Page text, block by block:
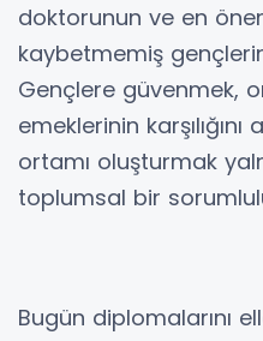
doktorunun ve en
kaybetmemiş
Gençlere güvenmek,
emeklerinin
ortamı oluşturmak
toplumsal bir
Bugün diplomalarını